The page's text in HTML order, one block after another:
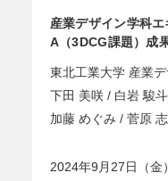
産業デザイン学科
A（3DCG課題）成
東北工業大学 産業
下田 美咲 / 白岩 駿
加藤 めぐみ / 菅原
2024年9月27日（金